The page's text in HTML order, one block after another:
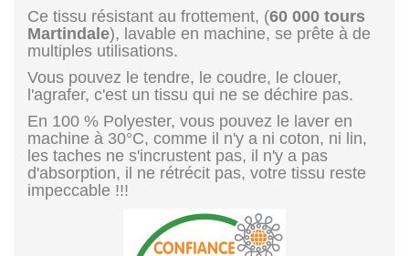
Ce tissu résistant au frottement, (60 000 tours
Martindale), lavable en machine, se prête à de
multiples utilisations.
Vous pouvez le tendre, le coudre, le clouer,
l'agrafer, c'est un tissu qui ne se déchire pas.
En 100 % Polyester, vous pouvez le laver en
machine à 30°C, comme il n'y a ni coton, ni lin,
les taches ne s'incrustent pas, il n'y a pas
d'absorption, il ne rétrécit pas, votre tissu reste
impeccable !!!